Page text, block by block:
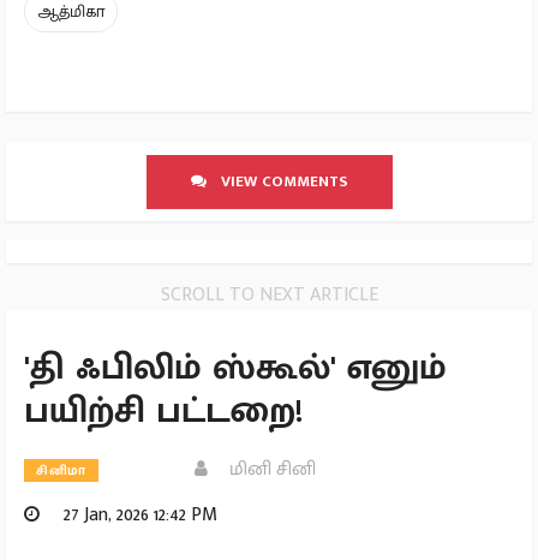
ஆத்மிகா
VIEW COMMENTS
SCROLL TO NEXT ARTICLE
'தி ஃபிலிம் ஸ்கூல்' எனும்
பயிற்சி பட்டறை!
சினிமா
மினி சினி
27 Jan, 2026 12:42 PM